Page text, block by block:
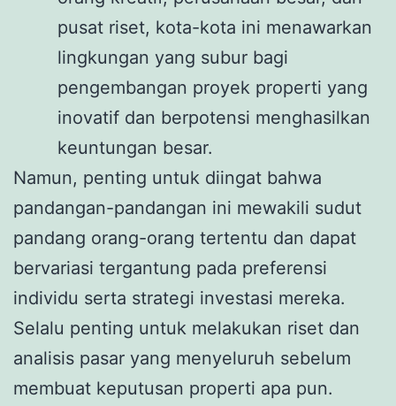
pusat riset, kota-kota ini menawarkan
lingkungan yang subur bagi
pengembangan proyek properti yang
inovatif dan berpotensi menghasilkan
keuntungan besar.
Namun, penting untuk diingat bahwa
pandangan-pandangan ini mewakili sudut
pandang orang-orang tertentu dan dapat
bervariasi tergantung pada preferensi
individu serta strategi investasi mereka.
Selalu penting untuk melakukan riset dan
analisis pasar yang menyeluruh sebelum
membuat keputusan properti apa pun.